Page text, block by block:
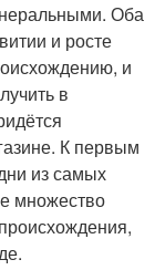
Оба
и росте
и
в
К первым
из самых
множество